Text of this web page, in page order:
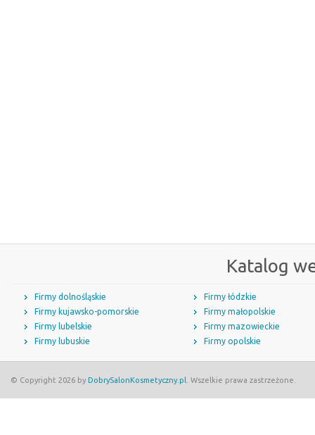
Katalog
Firmy dolnośląskie
Firmy kujawsko-pomorskie
Firmy lubelskie
Firmy lubuskie
Firmy łódzkie
Firmy małopolskie
Firmy mazowieckie
Firmy opolskie
© Copyright 2026 by DobrySalonKosmetyczny.pl . Wszelkie prawa zastrzeżone.